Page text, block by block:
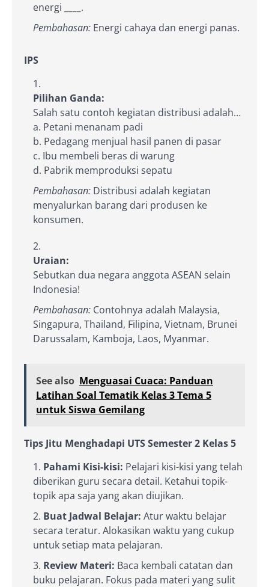
energi
.
Pembahasan: Energi cahaya dan energi panas.
IPS
Pilihan Ganda:
Salah satu contoh kegiatan distribusi adalah…
a. Petani menanam padi
b. Pedagang menjual hasil panen di pasar
c. Ibu membeli beras di warung
d. Pabrik memproduksi sepatu
Pembahasan: Distribusi adalah kegiatan
menyalurkan barang dari produsen ke
konsumen.
Uraian:
Sebutkan dua negara anggota ASEAN selain
Indonesia!
Pembahasan: Contohnya adalah Malaysia,
Singapura, Thailand, Filipina, Vietnam, Brunei
Darussalam, Kamboja, Laos, Myanmar.
See also Menguasai Cuaca: Panduan
Latihan Soal Tematik Kelas 3 Tema 5
untuk Siswa Gemilang
Tips Jitu Menghadapi UTS Semester 2 Kelas 5
Pahami Kisi-kisi: Pelajari kisi-kisi yang telah
diberikan guru secara detail. Ketahui topik-
topik apa saja yang akan diujikan.
Buat Jadwal Belajar: Atur waktu belajar
secara teratur. Alokasikan waktu yang cukup
untuk setiap mata pelajaran.
Review Materi: Baca kembali catatan dan
buku pelajaran. Fokus pada materi yang sulit